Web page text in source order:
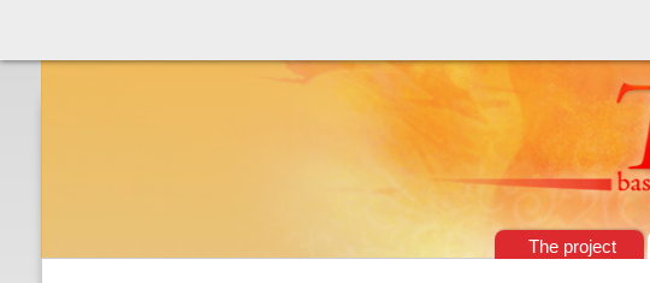
Théâtre & vaudevilles
The project